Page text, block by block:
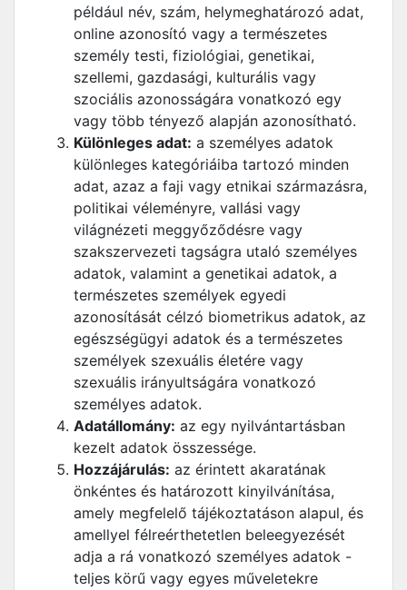
például név, szám, helymeghatározó adat,
online azonosító vagy a természetes
személy testi, fiziológiai, genetikai,
szellemi, gazdasági, kulturális vagy
szociális azonosságára vonatkozó egy
vagy több tényező alapján azonosítható.
Különleges adat: a személyes adatok
különleges kategóriáiba tartozó minden
adat, azaz a faji vagy etnikai származásra,
politikai véleményre, vallási vagy
világnézeti meggyőződésre vagy
szakszervezeti tagságra utaló személyes
adatok, valamint a genetikai adatok, a
természetes személyek egyedi
azonosítását célzó biometrikus adatok, az
egészségügyi adatok és a természetes
személyek szexuális életére vagy
szexuális irányultságára vonatkozó
személyes adatok.
Adatállomány: az egy nyilvántartásban
kezelt adatok összessége.
Hozzájárulás: az érintett akaratának
önkéntes és határozott kinyilvánítása,
amely megfelelő tájékoztatáson alapul, és
amellyel félreérthetetlen beleegyezését
adja a rá vonatkozó személyes adatok -
teljes körű vagy egyes műveletekre